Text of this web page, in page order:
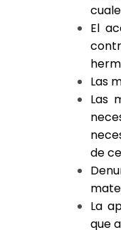
El
Las
Las
de
La
que